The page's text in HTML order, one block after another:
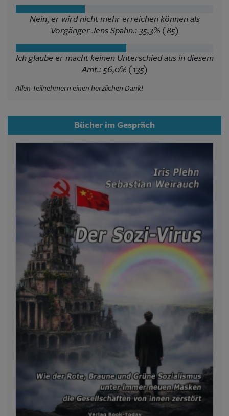
Nein, er wird nicht mehr erreichen können als
Vorgänger Jens Spahn.: 35,3% (85)
Ich glaube er macht keinen Unterschied aus in diesem
Amt.: 56,0% (135)
Allen Teilnehmern einen herzlichen Dank!
Bücher im Gespräch